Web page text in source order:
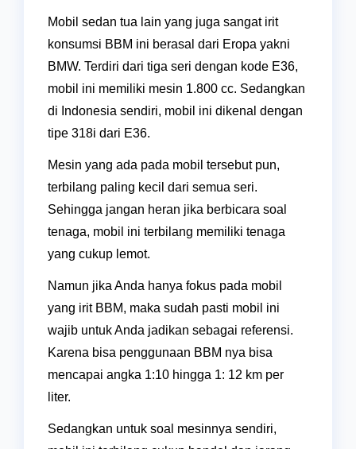
Mobil sedan tua lain yang juga sangat irit
konsumsi BBM ini berasal dari Eropa yakni
BMW. Terdiri dari tiga seri dengan kode E36,
mobil ini memiliki mesin 1.800 cc. Sedangkan
di Indonesia sendiri, mobil ini dikenal dengan
tipe 318i dari E36.
Mesin yang ada pada mobil tersebut pun,
terbilang paling kecil dari semua seri.
Sehingga jangan heran jika berbicara soal
tenaga, mobil ini terbilang memiliki tenaga
yang cukup lemot.
Namun jika Anda hanya fokus pada mobil
yang irit BBM, maka sudah pasti mobil ini
wajib untuk Anda jadikan sebagai referensi.
Karena bisa penggunaan BBM nya bisa
mencapai angka 1:10 hingga 1: 12 km per
liter.
Sedangkan untuk soal mesinnya sendiri,